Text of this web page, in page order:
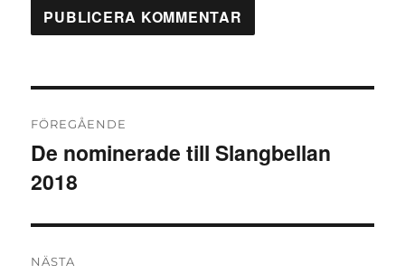
FÖREGÅENDE
Föregående
inlägg:
De nominerade till Slangbellan
2018
NÄSTA